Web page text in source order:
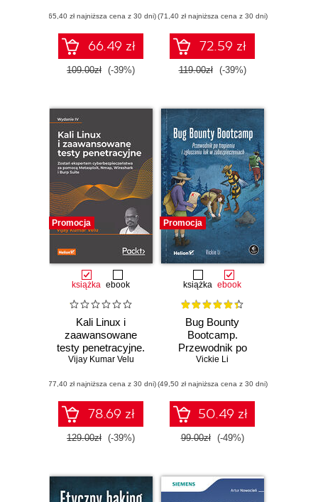
systemu Windows,
Linux, IoT i
infrastruktury w
chmurze
(65,40 zł najniższa cena z 30 dni)
66.49 zł
109.00zł (-39%)
bezpiecznych
usług sieciowych
(71,40 zł najniższa cena z 30 dni)
72.59 zł
119.00zł (-39%)
Promocja
książka ebook
Kali Linux i
zaawansowane
testy penetracyjne.
Zostań ekspertem
za pomocą
Metasploit, Nmap,
Wireshark i Burp
Suite. Wydanie IV
Vijay Kumar Velu
(77,40 zł najniższa cena z 30 dni)
78.69 zł
129.00zł (-39%)
Promocja
książka ebook
Bug Bounty
Bootcamp.
Przewodnik po
tropieniu i
zabezpieczeniach
Vickie Li
(49,50 zł najniższa cena z 30 dni)
50.49 zł
99.00zł (-49%)